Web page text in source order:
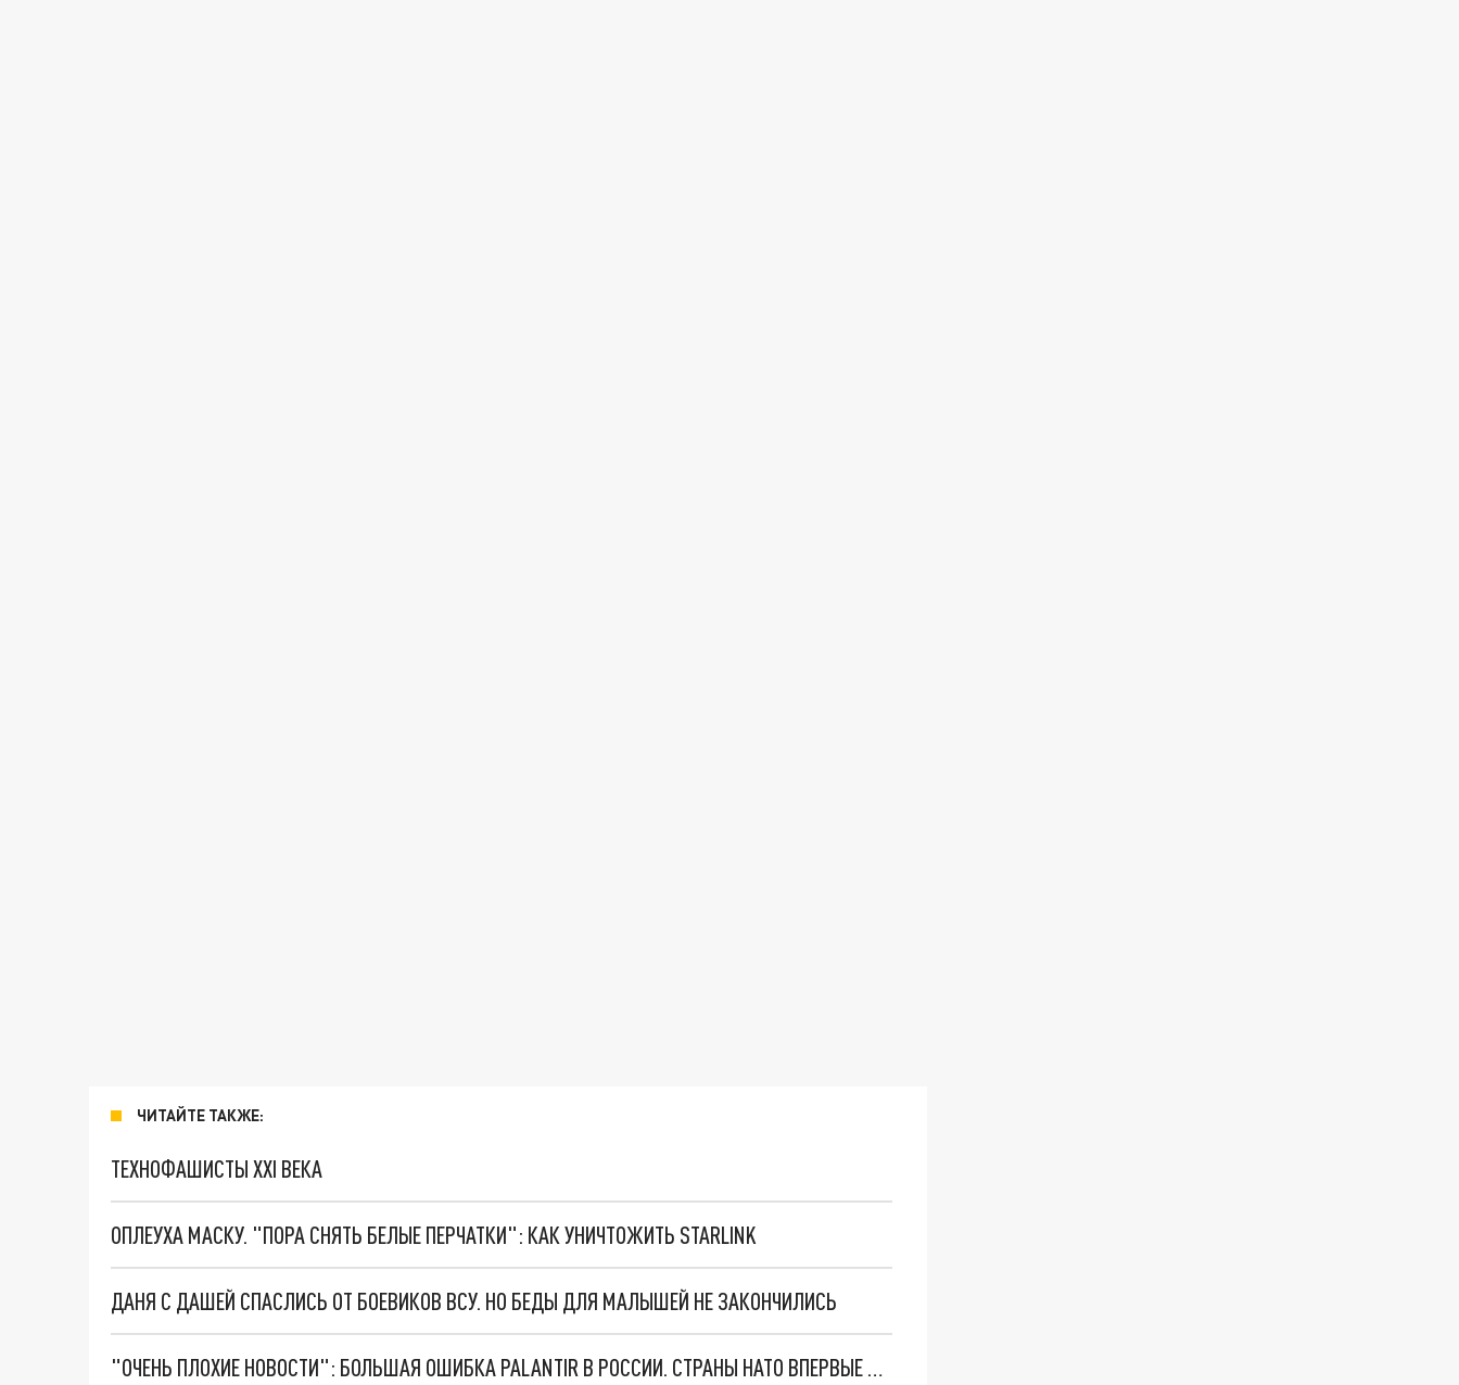
ЧИТАЙТЕ ТАКЖЕ:
ТЕХНОФАШИСТЫ XXI ВЕКА
ОПЛЕУХА МАСКУ. "ПОРА СНЯТЬ БЕЛЫЕ ПЕРЧАТКИ": КАК УНИЧТОЖИТЬ STARLINK
ДАНЯ С ДАШЕЙ СПАСЛИСЬ ОТ БОЕВИКОВ ВСУ. НО БЕДЫ ДЛЯ МАЛЫШЕЙ НЕ ЗАКОНЧИЛИСЬ
"ОЧЕНЬ ПЛОХИЕ НОВОСТИ": БОЛЬШАЯ ОШИБКА PALANTIR В РОССИИ. СТРАНЫ НАТО ВПЕРВЫЕ ЗА СВО ОСТАНОВИЛИ ПОСТАВКИ ОРУЖИЯ. ВСУ ТЕРЯЮТ ПРИГРАНИЧЬЕ?